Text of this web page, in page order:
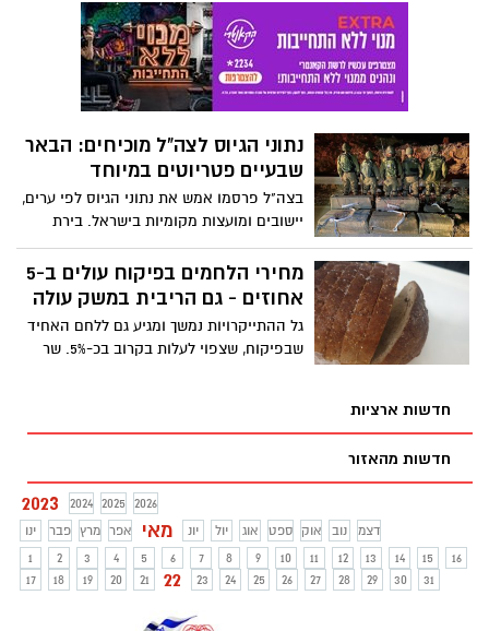
חשוד, לאחר שבביתו נתפסו נשק מאולתר עם
משתיק קול, רימון הלם, מחסניות, תחמושת
וסמים
נתוני הגיוס לצה"ל מוכיחים: הבאר
שבעיים פטריוטים במיוחד
בצה"ל פרסמו אמש את נתוני הגיוס לפי ערים,
יישובים ומועצות מקומיות בישראל. בירת
הנגב, אשר נחשבת לאחת הערים הגדולות
בישראל - נמצאת במקום טוב ברשימה. כל
הפרטים
מחירי הלחמים בפיקוח עולים ב-5
אחוזים - גם הריבית במשק עולה
גל ההתייקרויות נמשך ומגיע גם ללחם האחיד
שבפיקוח, שצפוי לעלות בקרוב בכ-5%. שר
ברציפות
חדשות ארציות
חדשות מהאזור
2023 2024 2025
2026
ינו
פבר מרץ אפר מאי יונ יול אוג ספט אוק נוב
דצמ
1
2 3 4 5 6 7 8 9 10 11 12 13 14 15
16
17
18 19 20 21 22 23 24 25 26 27 28 29 30 31